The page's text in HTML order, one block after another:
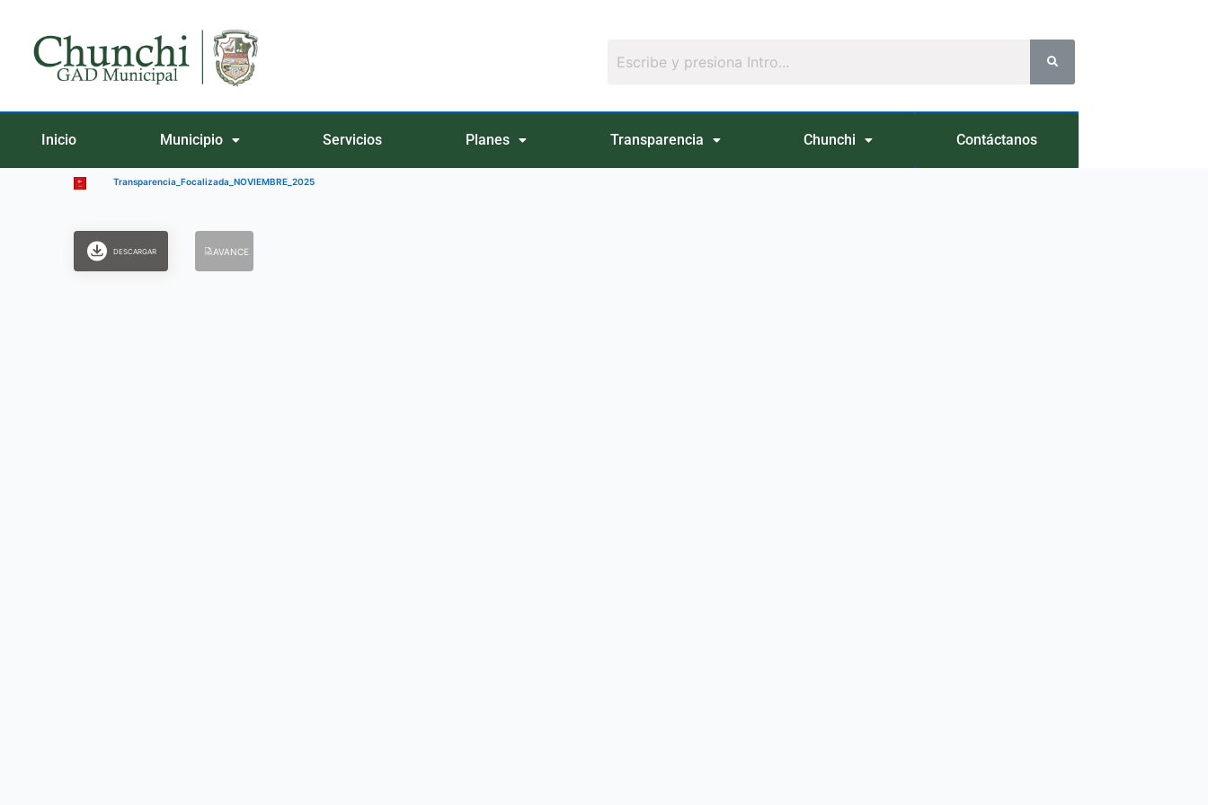
contenido
Inicio Municipio Servicios Planes Transparencia Chunchi Contáctanos
Transparencia_Focalizada_NOVIEMBRE_2025
DESCARGAR AVANCE